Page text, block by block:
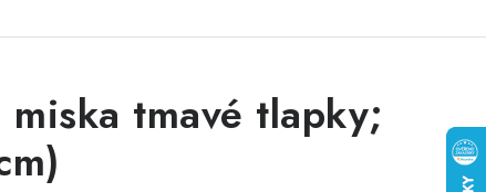
miska tmavé tlapky;